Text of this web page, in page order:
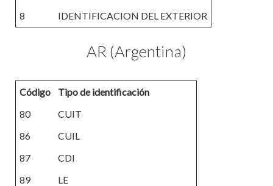
8
IDENTIFICACION DEL EXTERIOR
AR (Argentina)
Código
Tipo de identificación
80
CUIT
86
CUIL
87
CDI
89
LE